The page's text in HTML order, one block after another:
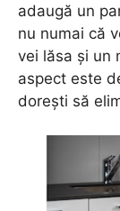
adaugă un
nu numai că
vei lăsa și un
aspect este
dorești să